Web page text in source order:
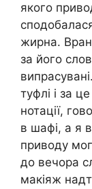
якого
жирна.
за його
туфлі і за
нотації,
в шафі, а я
приводу
до вечора
макіяж